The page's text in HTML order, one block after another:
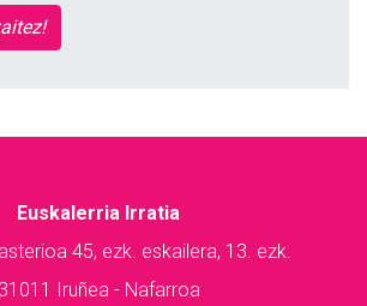
Euskalerria Irratia
45, ezk. eskailera, 13. ezk.
31011 Iruñea - Nafarroa